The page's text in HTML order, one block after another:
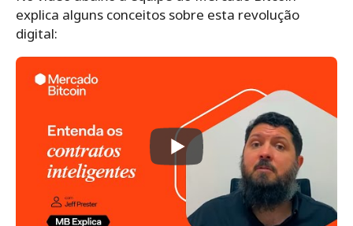
explica alguns conceitos sobre esta revolução
digital: